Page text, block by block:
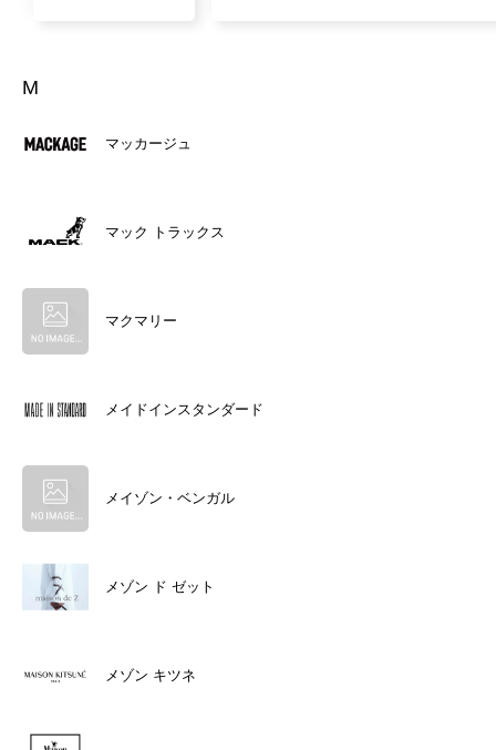
M
マッカージュ
マック トラックス
マクマリー
メイドインスタンダード
メイゾン・ベンガル
メゾン ド ゼット
メゾン キツネ